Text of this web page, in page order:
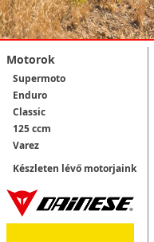
Motorok
Supermoto
Enduro
Classic
125 ccm
Varez
Készleten lévő motorjaink